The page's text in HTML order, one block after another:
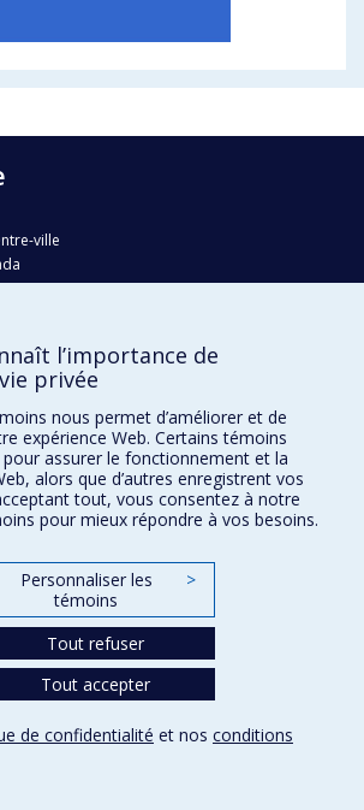
ville
l’importance de
privée
nous permet d’améliorer et de
expérience Web. Certains témoins
assurer le fonctionnement et la
alors que d’autres enregistrent vos
tout, vous consentez à notre
pour mieux répondre à vos besoins.
Personnaliser les
témoins
>
Tout refuser
Tout accepter
de confidentialité et nos conditions